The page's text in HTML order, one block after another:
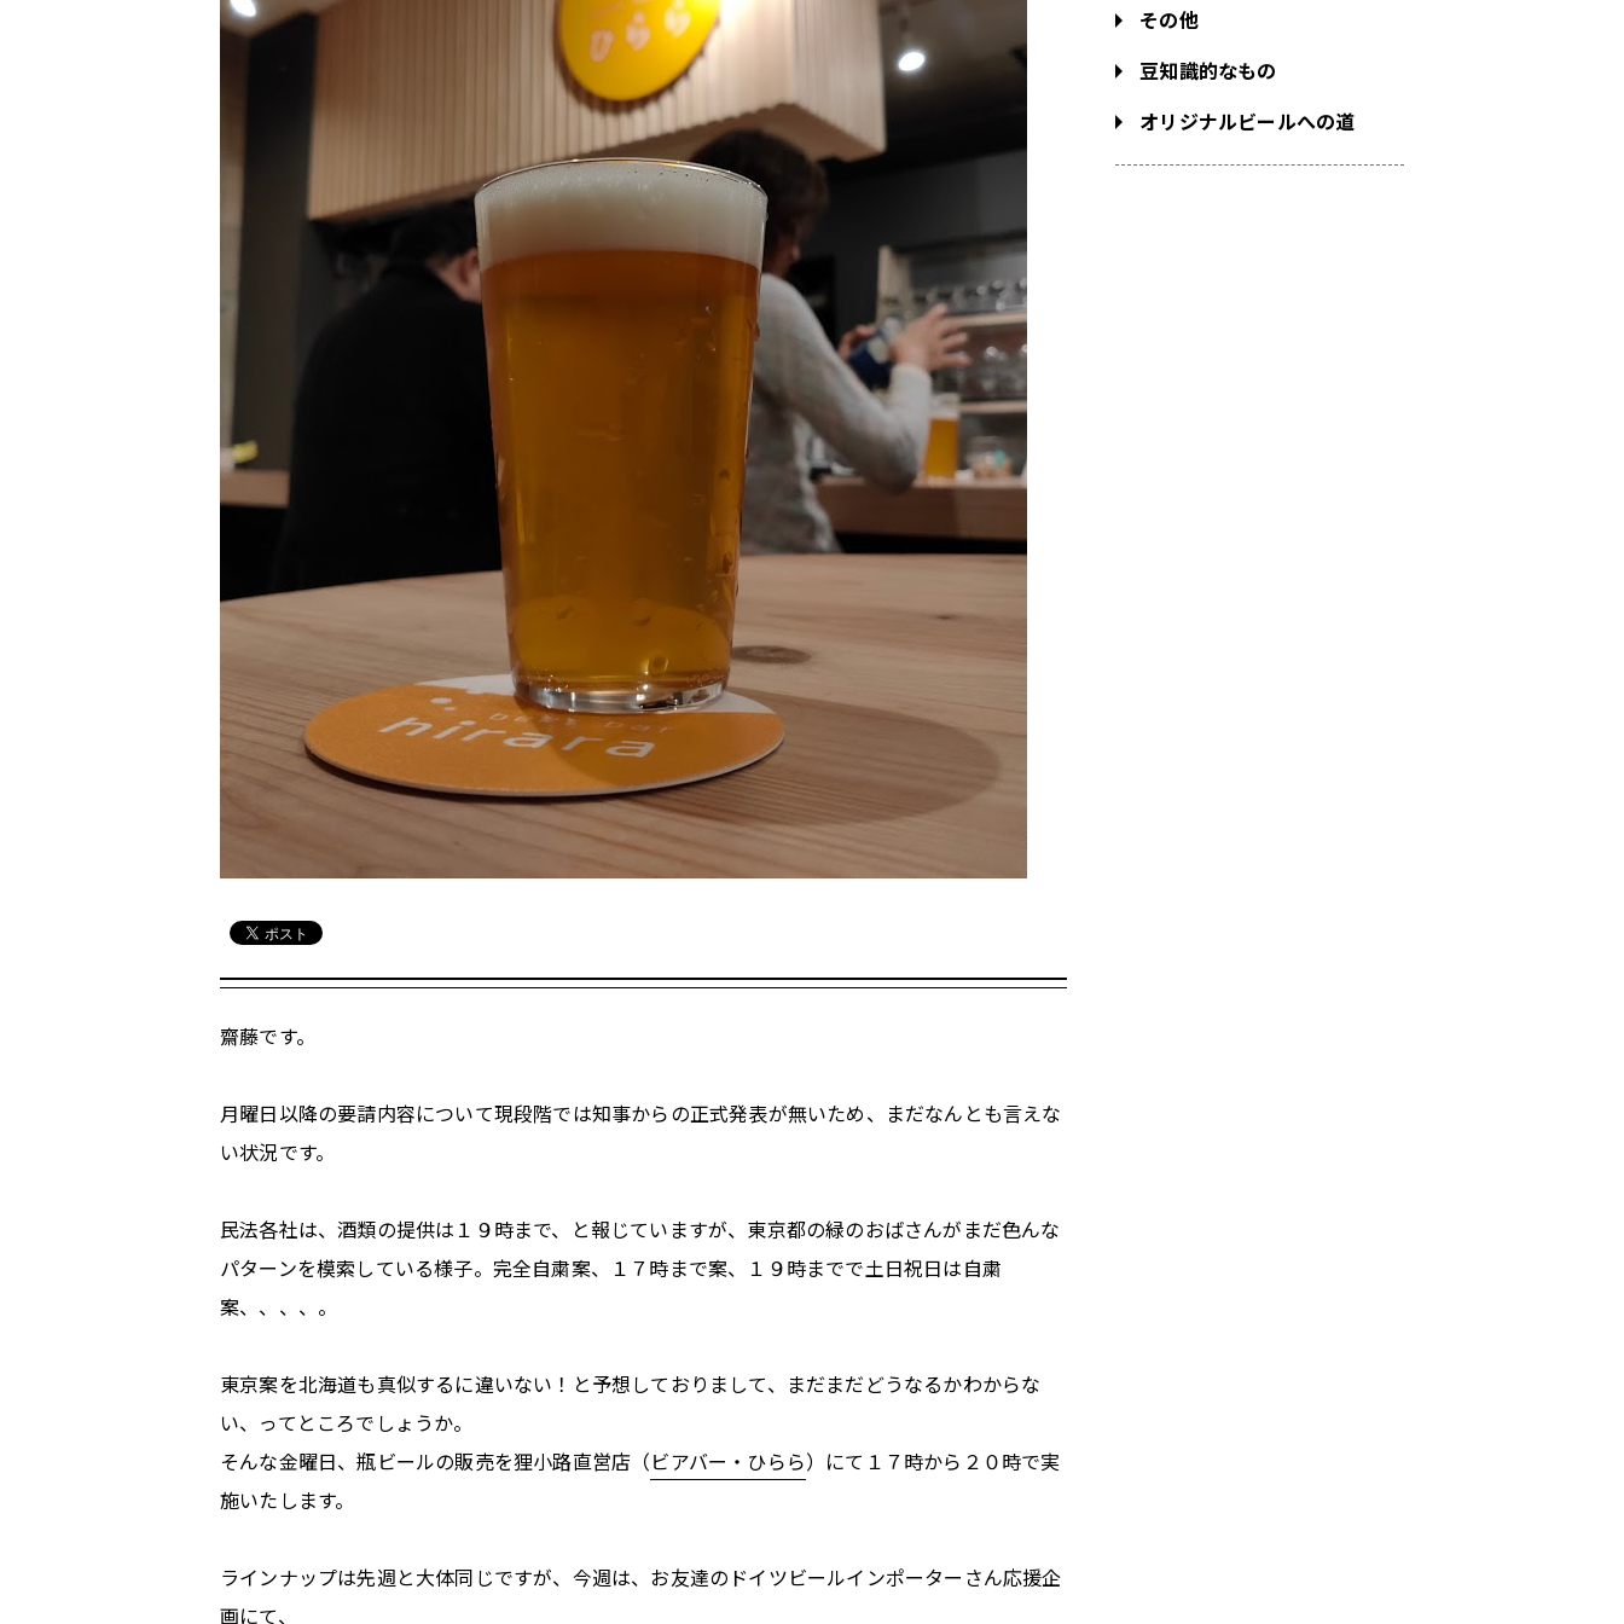
齋藤です。
月曜日以降の要請内容について現段階では知事からの正式発表が無いため、まだなんとも言えな
い状況です。
民法各社は、酒類の提供は１９時まで、と報じていますが、東京都の緑のおばさんがまだ色んな
パターンを模索している様子。完全自粛案、１７時まで案、１９時までで土日祝日は自粛
案、、、、。
東京案を北海道も真似するに違いない！と予想しておりまして、まだまだどうなるかわからな
い、ってところでしょうか。
そんな金曜日、瓶ビールの販売を狸小路直営店（ビアバー・ひらら）にて１７時から２０時で実
施いたします。
ラインナップは先週と大体同じですが、今週は、お友達のドイツビールインポーターさん応援企
画にて、
その他
豆知識的なもの
オリジナルビールへの道